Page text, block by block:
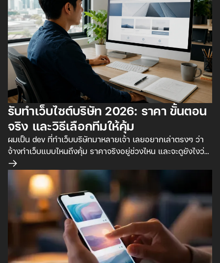
รับทำเว็บไซต์บริษัท 2026: ราคา ขั้นตอน
จริง และวิธีเลือกทีมให้คุ้ม
ผมเป็น dev ที่ทำเว็บบริษัทมาหลายเจ้า เลยอยากเล่าตรงๆ ว่า
จ้างทำเว็บแบบไหนถึงคุ้ม ราคาจริงอยู่ช่วงไหน และจะดูยังไงว่า
ทีมไหนทำงานได้จริง ไม่ใช่แค่พูดเก่ง
อ่านเพิ่มเติม